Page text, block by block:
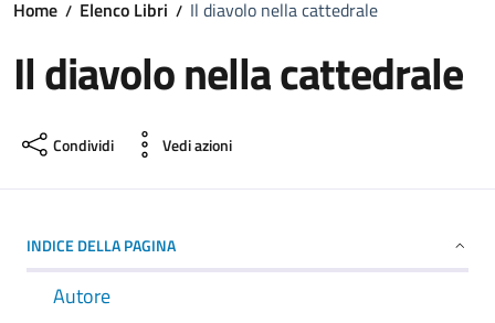
Home Elenco Libri Il diavolo nella cattedrale
Il diavolo nella cattedrale
Condividi Vedi azioni
INDICE DELLA PAGINA
Autore